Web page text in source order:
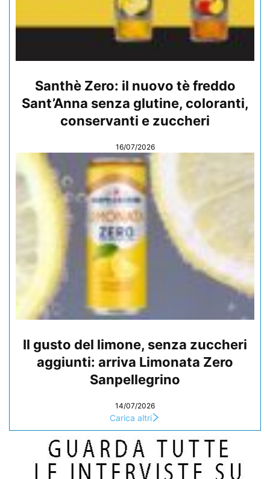
Santhè Zero: il nuovo tè freddo
Sant’Anna senza glutine, coloranti,
conservanti e zuccheri
16/07/2026
Il gusto del limone, senza zuccheri
aggiunti: arriva Limonata Zero
Sanpellegrino
14/07/2026
Carica altri